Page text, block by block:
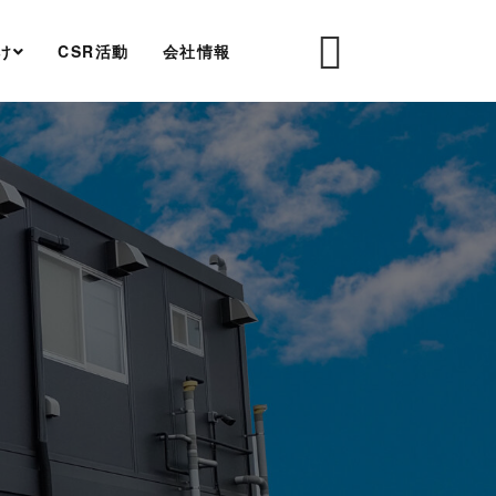
CSR活動 会社情報